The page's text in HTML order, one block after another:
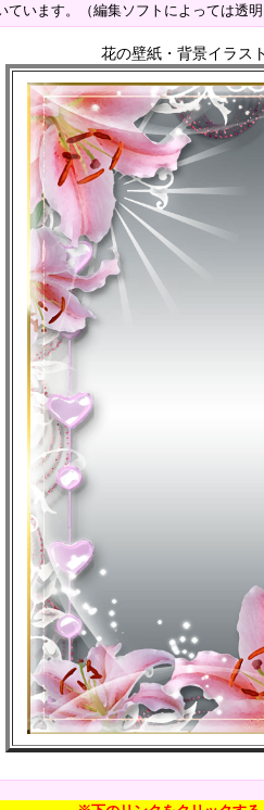
ています。（編集ソフトによっては透
花の壁紙・背景イラス